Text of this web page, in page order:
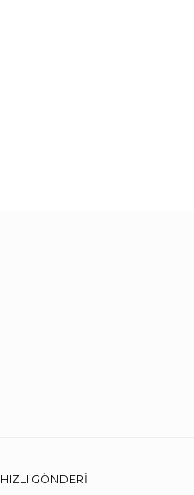
HIZLI GÖNDERİ